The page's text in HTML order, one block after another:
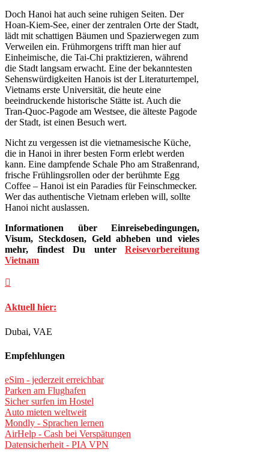
Doch Hanoi hat auch seine ruhigen Seiten. Der
Hoan-Kiem-See, einer der zentralen Orte der Stadt,
lädt mit schattigen Bäumen und Spazierwegen zum
Verweilen ein. Frühmorgens trifft man hier auf
Einheimische, die Tai-Chi praktizieren, während
die Stadt langsam erwacht. Eine der bekanntesten
Sehenswürdigkeiten Hanois ist der Literaturtempel,
Vietnams erste Universität, die heute eine
beeindruckende historische Stätte ist. Auch die
Tran-Quoc-Pagode am Westsee, die älteste Pagode
der Stadt, ist einen Besuch wert.
Nicht zu vergessen ist die vietnamesische Küche,
die in Hanoi in ihrer besten Form erlebt werden
kann. Eine dampfende Schale Pho am Straßenrand,
frische Frühlingsrollen oder der berühmte Egg
Coffee – Hanoi ist ein Paradies für Feinschmecker.
Wer das authentische Vietnam erleben will, sollte
Hanoi nicht auslassen.
Informationen über Einreisebedingungen,
Visum, Steckdosen, Geld abheben und vieles
mehr, findest Du unter Reisevorbereitung
Vietnam

Aktuell hier:
Dubai, VAE
Empfehlungen
eSim - jederzeit erreichbar
Parken am Flughafen
Sicher surfen im Hostel
Auto mieten weltweit
Mondly - Sprachen lernen
AirHelp - Cash bei Verspätungen
Datensicherheit - PIA VPN